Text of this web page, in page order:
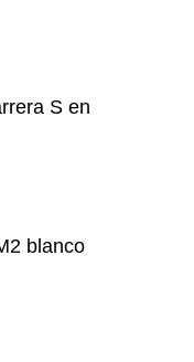
S en
blanco